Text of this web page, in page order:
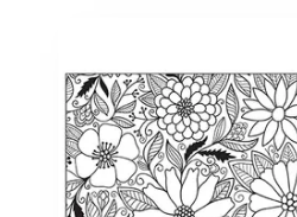
- نمط الأزهار المفصل يبقي
وخيارات الألوان الواثقة
للتشطيب المبكر أو العطلة الداخلية